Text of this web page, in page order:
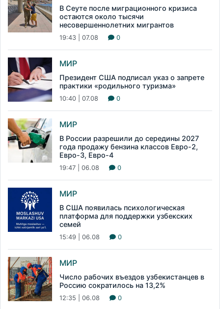
В Сеуте после миграционного кризиса
остаются около тысячи
несовершеннолетних мигрантов
19:43 | 07.08 0
МИР
Президент США подписал указ о запрете
практики «родильного туризма»
10:40 | 07.08 0
МИР
В России разрешили до середины 2027
года продажу бензина классов Евро-2,
Евро-3, Евро-4
19:47 | 06.08 0
МИР
В США появилась психологическая
платформа для поддержки узбекских
семей
15:49 | 06.08 0
МИР
Число рабочих въездов узбекистанцев в
Россию сократилось на 13,2%
12:35 | 06.08 0